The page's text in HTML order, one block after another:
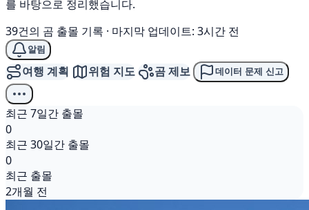
를 바탕으로 정리했습니다.
39건의 곰 출몰 기록 · 마지막 업데이트: 3시간 전
알림
여행 계획 위험 지도 곰 제보 데이터 문제 신고
최근 7일간 출몰
0
최근 30일간 출몰
0
최근 출몰
2개월 전